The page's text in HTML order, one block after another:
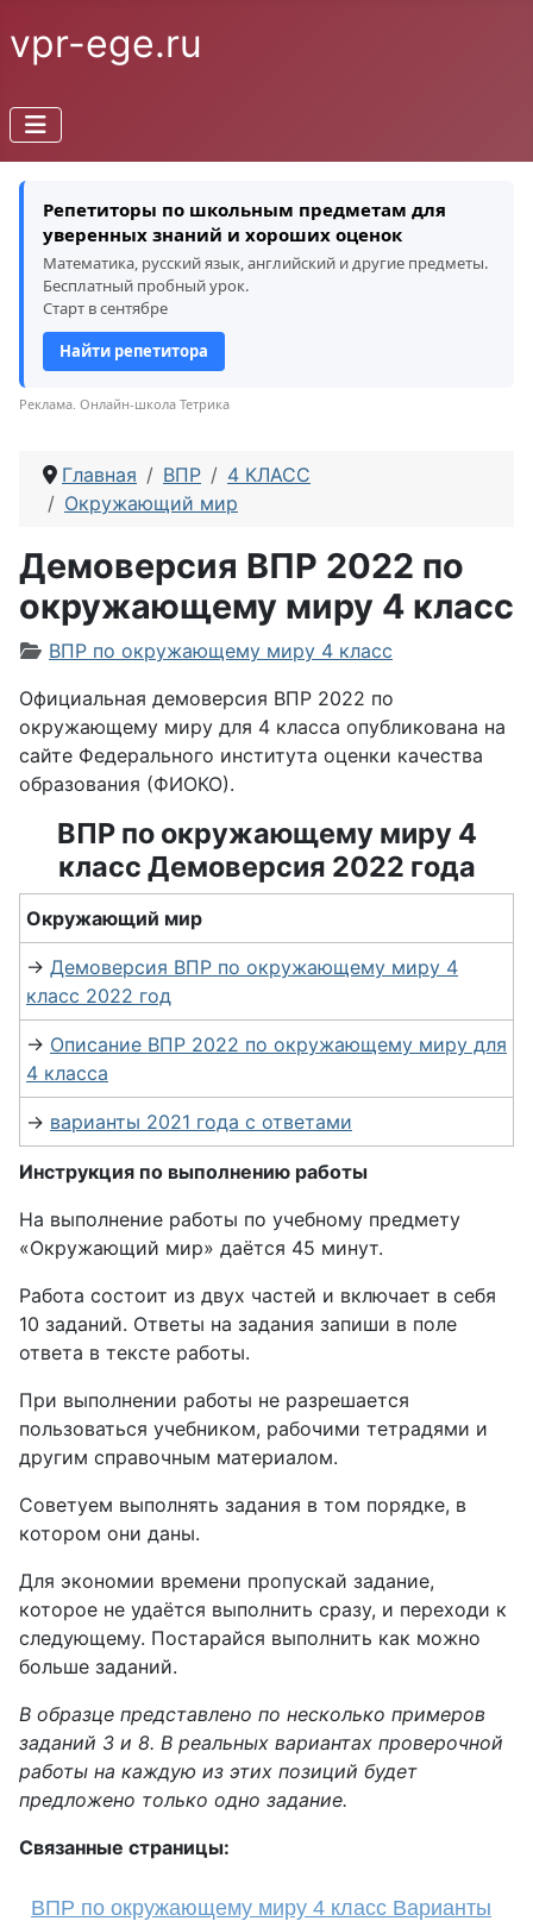
vpr-ege.ru
Репетиторы по школьным предметам для
уверенных знаний и хороших оценок
Математика, русский язык, английский и другие предметы.
Бесплатный пробный урок.
Старт в сентябре
Найти репетитора
Реклама. Онлайн-школа Тетрика
Главная ВПР
4 КЛАСС
Окружающий мир
Демоверсия ВПР 2022 по
окружающему миру 4 класс
Информация о материале
ВПР по окружающему миру 4 класс
Официальная демоверсия ВПР 2022 по
окружающему миру для 4 класса опубликована на
сайте Федерального института оценки качества
образования (ФИОКО).
ВПР по окружающему миру 4
класс Демоверсия 2022 года
Окружающий мир
→ Демоверсия ВПР по окружающему миру 4
класс 2022 год
→ Описание ВПР 2022 по окружающему миру для
4 класса
→ варианты 2021 года с ответами
Инструкция по выполнению работы
На выполнение работы по учебному предмету
«Окружающий мир» даётся 45 минут.
Работа состоит из двух частей и включает в себя
10 заданий. Ответы на задания запиши в поле
ответа в тексте работы.
При выполнении работы не разрешается
пользоваться учебником, рабочими тетрадями и
другим справочным материалом.
Советуем выполнять задания в том порядке, в
котором они даны.
Для экономии времени пропускай задание,
которое не удаётся выполнить сразу, и переходи к
следующему. Постарайся выполнить как можно
больше заданий.
В образце представлено по несколько примеров
заданий 3 и 8. В реальных вариантах проверочной
работы на каждую из этих позиций будет
предложено только одно задание.
Связанные страницы:
ВПР по окружающему миру 4 класс Варианты